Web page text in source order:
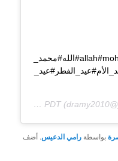
#allah#mohamed#makkahalmukarramah#الله#محمد_
Mar 19, 2019 at 10:21pm PDT
بواسطةرامي الدعيس. أضف